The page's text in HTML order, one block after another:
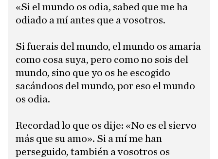
«Si el mundo os odia, sabed que me ha
odiado a mí antes que a vosotros.
Si fuerais del mundo, el mundo os amaría
como cosa suya, pero como no sois del
mundo, sino que yo os he escogido
sacándoos del mundo, por eso el mundo
os odia.
Recordad lo que os dije: «No es el siervo
más que su amo». Si a mí me han
perseguido, también a vosotros os